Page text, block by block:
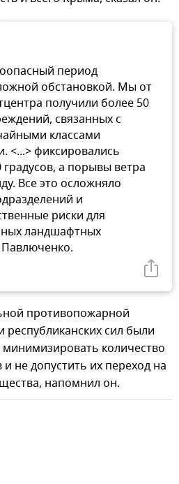
период
обстановкой. Мы от
получили более 50
связанных с
классами
<...> фиксировались
а порывы ветра
Все это осложняло
и
риски для
ландшафтных
противопожарной
сил были
количество
не допустить их переход на
напомнил он.